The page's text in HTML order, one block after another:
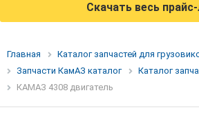
Скачать весь
Главная
Каталог запчастей для
Запчасти КамАЗ каталог
Каталог
КАМАЗ 4308 двигатель